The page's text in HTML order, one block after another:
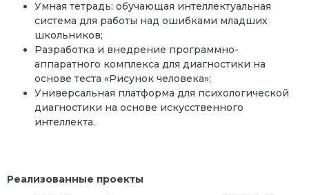
Умная тетрадь: обучающая интеллектуальная
система для работы над ошибками младших
школьников;
Разработка и внедрение программно-
аппаратного комплекса для диагностики на
основе теста «Рисунок человека»;
Универсальная платформа для психологической
диагностики на основе искусственного
интеллекта.
Реализованные проекты